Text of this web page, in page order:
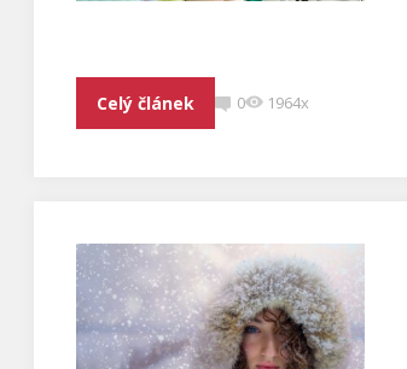
Celý článek 0 1964x